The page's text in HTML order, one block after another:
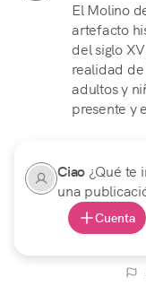
El Molino
artefacto
del siglo
realidad
adultos y
presente y
Ciao ¿Qué te
una
Cuenta